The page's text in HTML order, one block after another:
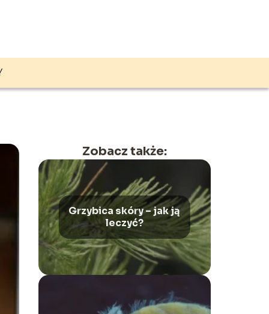
Zobacz także:
Grzybica skóry – jak ją
leczyć?